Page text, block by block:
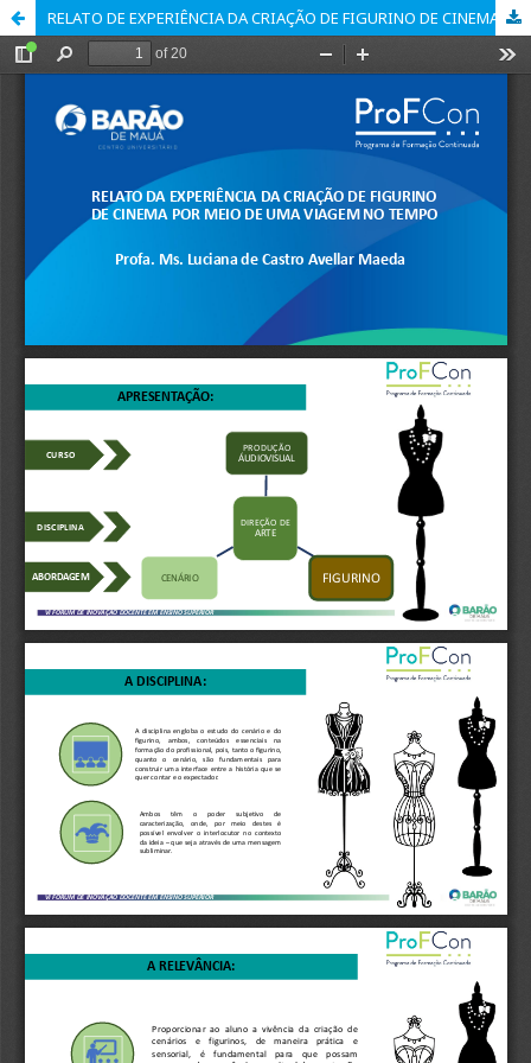
RELATO DE EXPERIÊNCIA DA CRIAÇÃO DE FIGURINO DE CINEMA POR MEIO DE UMA VIAGEM NO TEMPO